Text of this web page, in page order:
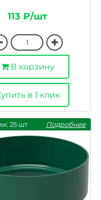
113 ₽/шт
В корзину
в 1 клик
25 шт Подробнее